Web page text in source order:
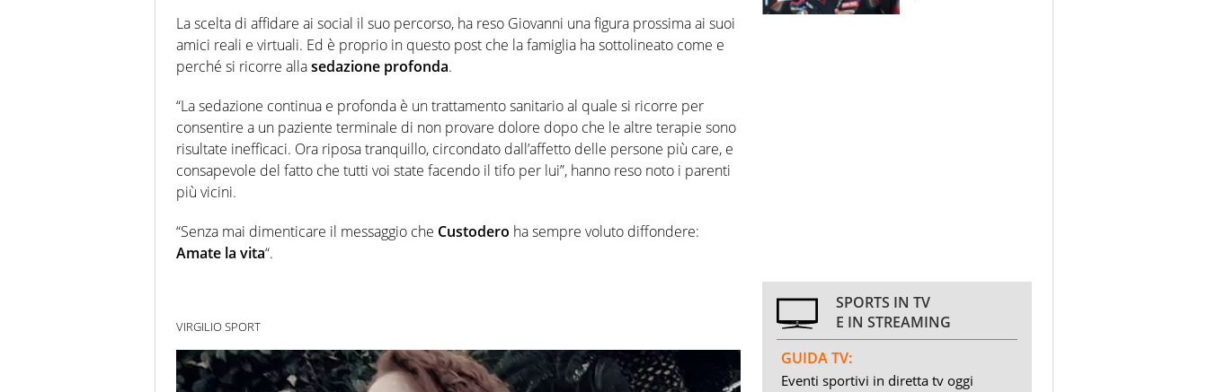
La scelta di affidare ai social il suo percorso, ha reso Giovanni una figura prossima ai suoi
amici reali e virtuali. Ed è proprio in questo post che la famiglia ha sottolineato come e
perché si ricorre allasedazione profonda.
“La sedazione continua e profonda è un trattamento sanitario al quale si ricorre per
consentire a un paziente terminale di non provare dolore dopo che le altre terapie sono
risultate inefficaci. Ora riposa tranquillo, circondato dall’affetto delle persone più care, e
consapevole del fatto che tutti voi state facendo il tifo per lui”, hanno reso noto i parenti
più vicini.
“Senza mai dimenticare il messaggio che Custodero ha sempre voluto diffondere:
Amate la vita“.
VIRGILIO SPORT
SPORTS IN TV
E IN STREAMING
GUIDA TV:
Eventi sportivi in diretta tv oggi